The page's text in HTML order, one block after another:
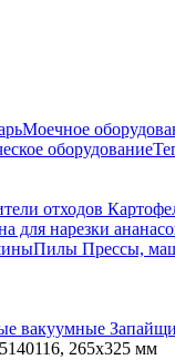
Моечное
оборудование
отходов
для нарезки
Пилы Прессы,
вакуумные
265х325 мм